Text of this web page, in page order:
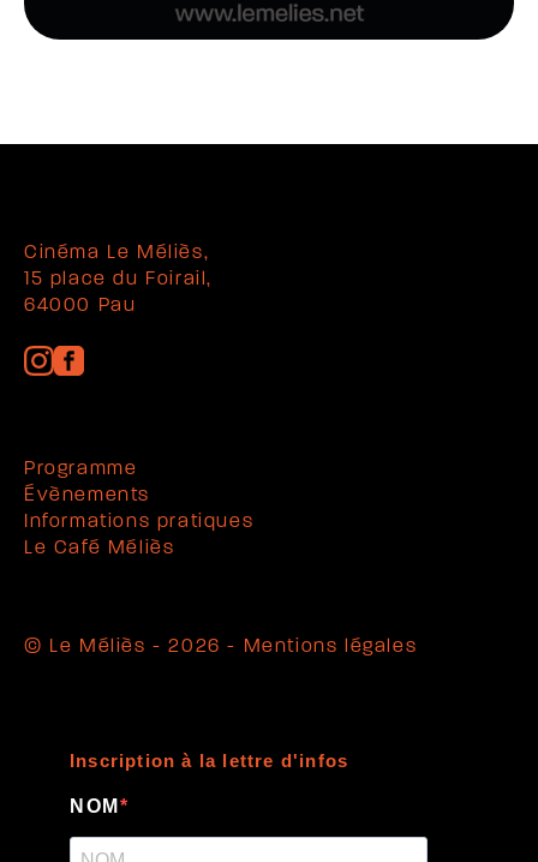
Cinéma Le Méliès,
15 place du Foirail,
64000 Pau
Programme
Évènements
Informations pratiques
Le Café Méliès
© Le Méliès - 2026 - Mentions légales
Inscription à la lettre d'infos
NOM